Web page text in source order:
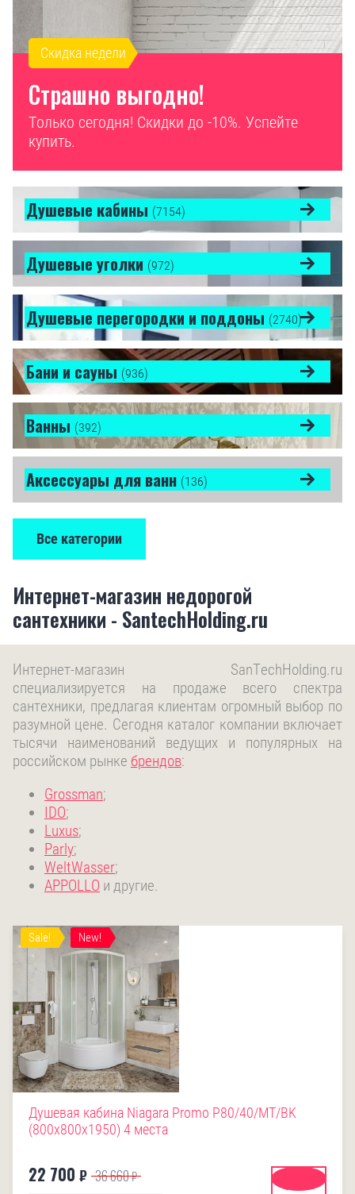
Скидка недели
Страшно выгодно!
Только сегодня! Скидки до -10%. Успейте
купить.
Душевые кабины (7154)
Душевые уголки (972)
Душевые перегородки и поддоны (2740)
Бани и сауны (936)
Ванны (392)
Аксессуары для ванн (136)
Все категории
Интернет-магазин недорогой
сантехники - SantechHolding.ru
Интернет-магазин SanTechHolding.ru
специализируется на продаже всего спектра
сантехники, предлагая клиентам огромный выбор по
разумной цене. Сегодня каталог компании включает
тысячи наименований ведущих и популярных на
российском рынке брендов:
Grossman;
IDO;
Luxus;
Parly;
WeltWasser;
APPOLLO и другие.
Sale! New!
Душевая кабина Niagara Promo P80/40/MT/BK
(800х800х1950) 4 места
22 700 ₽ 36 660₽